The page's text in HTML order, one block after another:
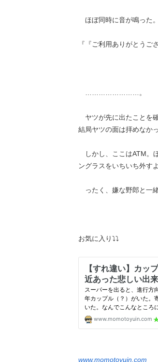
ほぼ同時に音が鳴った。
『『ご利用ありがとうご
……………………。
ヤツが先に出たことを
結局ヤツの面は拝めなか
しかし、ここはATM。
ングラスをいちいち外す
ったく、嫌な野郎と一
お気に入り⤵⤵
www.momotoyuin.com